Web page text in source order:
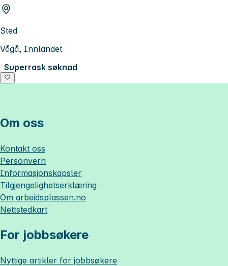
Sted
Vågå, Innlandet
Superrask søknad
Om oss
Kontakt oss
Personvern
Informasjonskapsler
Tilgjengelighetserklæring
Om arbeidsplassen.no
Nettstedkart
For jobbsøkere
Nyttige artikler for jobbsøkere